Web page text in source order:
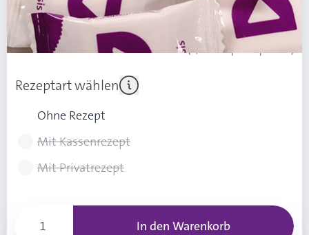
Grundpreis ab 3 Stück:
12,17 € / 1 kg
Ab 3 Stk. 21,90 €
(6,00 € Ersparnis pro Stk.)
Rezeptart wählen
Ohne Rezept
Mit Kassenrezept
Mit Privatrezept
In den Warenkorb